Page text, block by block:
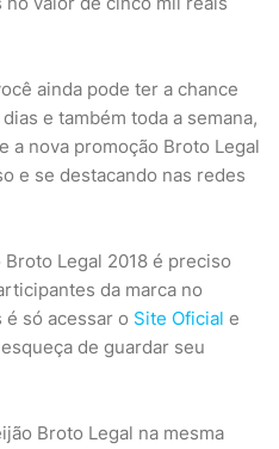
ainda pode ter a chance
e também toda a semana,
a nova promoção Broto Legal
e se destacando nas redes
Legal 2018 é preciso
da marca no
só acessar o Site Oficial e
de guardar seu
Broto Legal na mesma